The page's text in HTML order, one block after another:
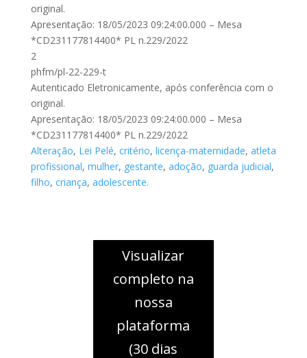
original.
Apresentação: 18/05/2023 09:24:00.000 – Mesa
*CD231177814400* PL n.229/2022
2
phfm/pl-22-229-t
Autenticado Eletronicamente, após conferência com o
original.
Apresentação: 18/05/2023 09:24:00.000 – Mesa
*CD231177814400* PL n.229/2022
Alteração, Lei Pelé, critério, licença-maternidade, atleta
profissional, mulher, gestante, adoção, guarda judicial,
filho, criança, adolescente.
Visualizar
completo na
nossa
plataforma
(30 dias